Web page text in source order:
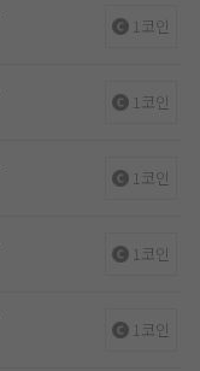
1코인
1코인
1코인
1코인
1코인